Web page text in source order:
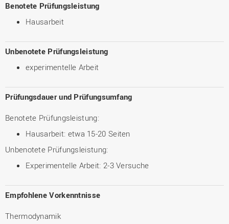
Benotete Prüfungsleistung
Hausarbeit
Unbenotete Prüfungsleistung
experimentelle Arbeit
Prüfungsdauer und Prüfungsumfang
Benotete Prüfungsleistung:
Hausarbeit: etwa 15-20 Seiten
Unbenotete Prüfungsleistung:
Experimentelle Arbeit: 2-3 Versuche
Empfohlene Vorkenntnisse
Thermodynamik